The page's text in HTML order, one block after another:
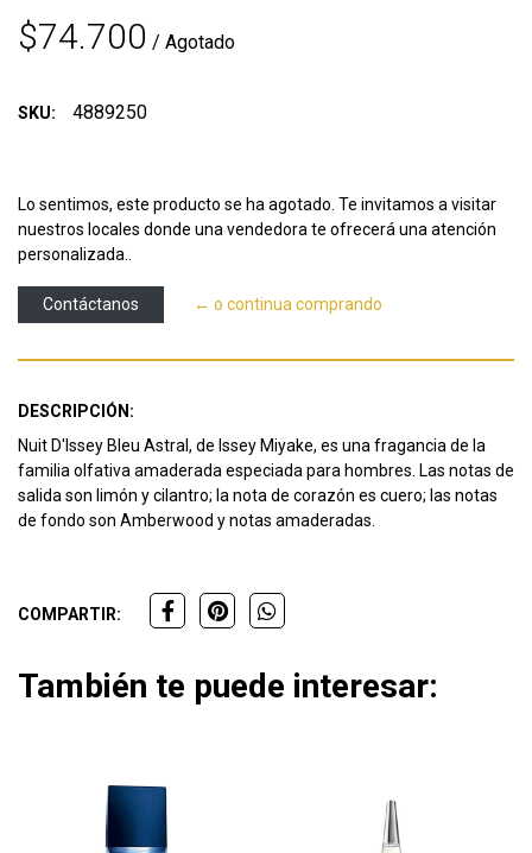
$74.700 / Agotado
SKU: 4889250
Lo sentimos, este producto se ha agotado. Te invitamos a visitar
nuestros locales donde una vendedora te ofrecerá una atención
personalizada..
Contáctanos ← o continua comprando
DESCRIPCIÓN:
Nuit D'Issey Bleu Astral, de Issey Miyake, es una fragancia de la
familia olfativa amaderada especiada para hombres. Las notas de
salida son limón y cilantro; la nota de corazón es cuero; las notas
de fondo son Amberwood y notas amaderadas.
COMPARTIR:
También te puede interesar: